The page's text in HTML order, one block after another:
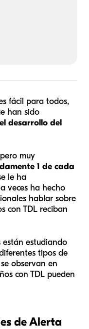
fácil para todos,
han sido
desarrollo del
muy
1 de cada
le ha
veces ha hecho
hablar sobre
con TDL reciban
están estudiando
tipos de
observan en
con TDL pueden
de Alerta